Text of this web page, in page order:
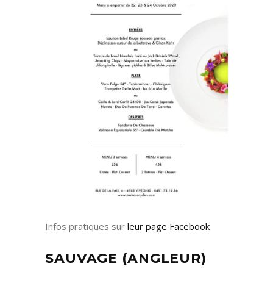
Infos pratiques sur leur page Facebook
SAUVAGE (ANGLEUR)